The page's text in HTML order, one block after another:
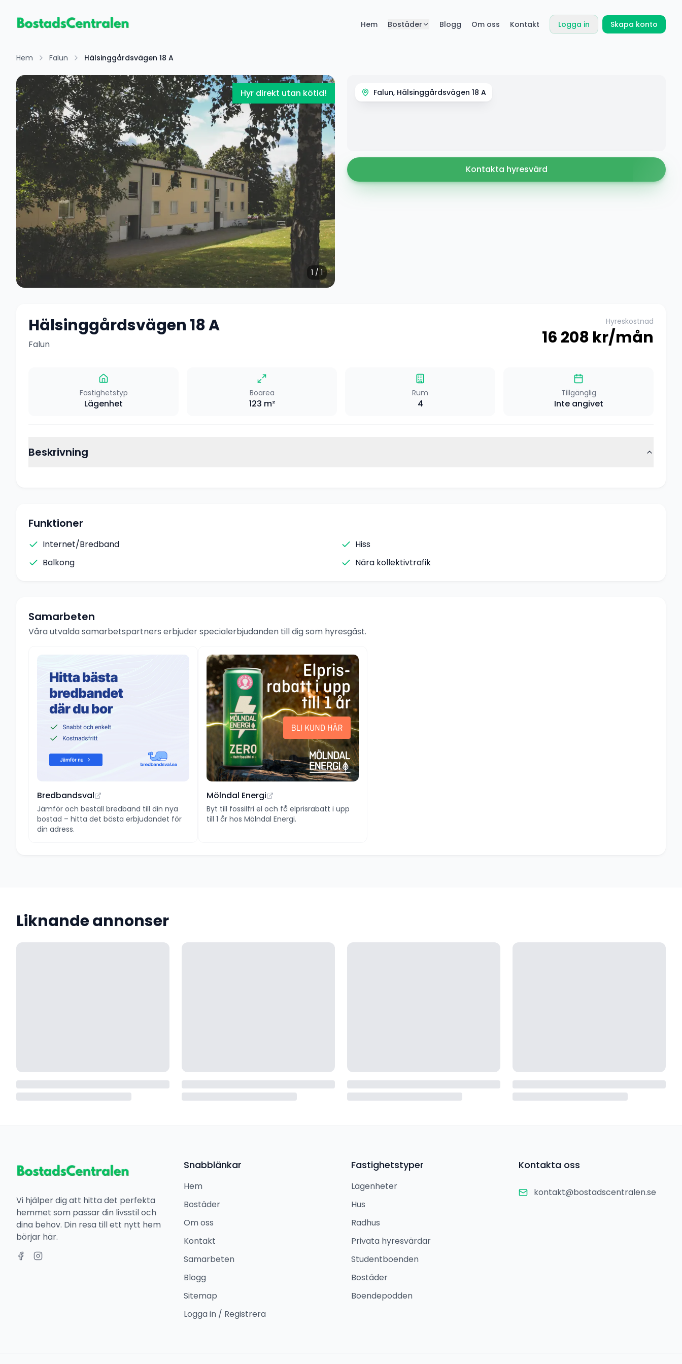
Hem Bostäder Blogg Om oss Kontakt Logga in Skapa konto
Hem Falun Hälsinggårdsvägen 18 A
Hyr direkt utan kötid!
1 / 1
Falun, Hälsinggårdsvägen 18 A
Kontakta hyresvärd
Hälsinggårdsvägen 18 A
Falun
Hyreskostnad
16 208 kr/mån
Fastighetstyp
Lägenhet
Boarea
123 m²
Rum
4
Tillgänglig
Inte angivet
Beskrivning
Funktioner
Internet/Bredband
Hiss
Balkong
Nära kollektivtrafik
Samarbeten
Våra utvalda samarbetspartners erbjuder specialerbjudanden till dig som hyresgäst.
Bredbandsval
Jämför och beställ bredband till din nya
bostad – hitta det bästa erbjudandet för
din adress.
Mölndal Energi
Byt till fossilfri el och få elprisrabatt i upp
till 1 år hos Mölndal Energi.
Liknande annonser
Vi hjälper dig att hitta det perfekta
hemmet som passar din livsstil och
dina behov. Din resa till ett nytt hem
börjar här.
Snabblänkar
Hem
Bostäder
Om oss
Kontakt
Samarbeten
Blogg
Sitemap
Logga in / Registrera
Fastighetstyper
Lägenheter
Hus
Radhus
Privata hyresvärdar
Studentboenden
Bostäder
Boendepodden
Kontakta oss
kontakt@bostadscentralen.se